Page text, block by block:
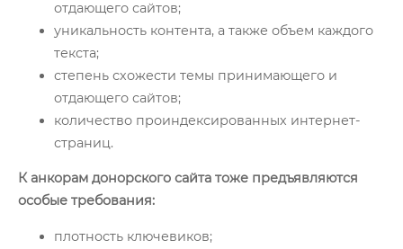
отдающего сайтов;
уникальность контента, а также объем каждого
текста;
степень схожести темы принимающего и
отдающего сайтов;
количество проиндексированных интернет-
страниц.
К анкорам донорского сайта тоже предъявляются
особые требования:
плотность ключевиков;